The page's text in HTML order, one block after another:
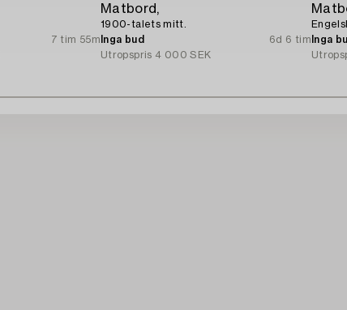
7 tim 55m
Matbord,
1900-talets mitt.
Inga bud
6d 6 tim
Utropspris 4 000 SEK
Inga